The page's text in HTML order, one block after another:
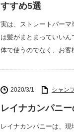
すすめ5選
実は、ストレートパーマ
は髪がまとまっていい
体で使うのでなく、お
2020/3/1 シャン
レイナカンパニ
レイナカンパニーは、